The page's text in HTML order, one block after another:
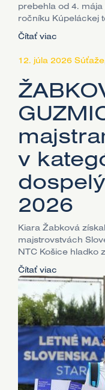
prebehla od 4.
ročníku Kúpeláckej
Čítať viac
12. júla 2026 Súťaže
v
2026
Kiara Žabková
majstrovstvách
NTC Košice hladko
Čítať viac